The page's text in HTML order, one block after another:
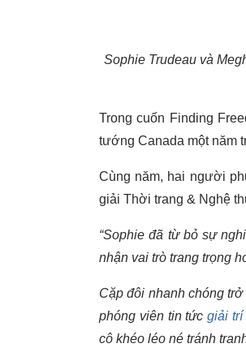
Sophie Trudeau và
Trong cuốn Finding
tướng Canada một năm
Cùng năm, hai người
giải Thời trang & Nghệ
“Sophie đã từ bỏ sự
nhận vai trò trang trọng
Cặp đôi nhanh chóng
phóng viên tin tứcgiải trí
cô khéo léo né tránh